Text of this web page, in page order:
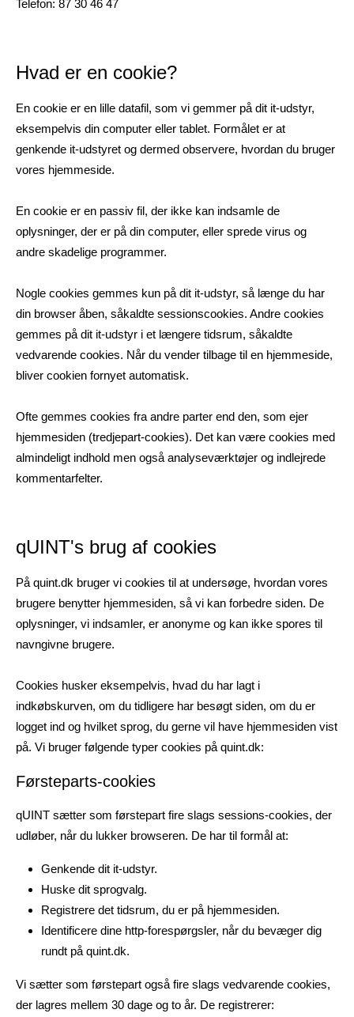
Telefon: 87 30 46 47
Hvad er en cookie?
En cookie er en lille datafil, som vi gemmer på dit it-udstyr,
eksempelvis din computer eller tablet. Formålet er at
genkende it-udstyret og dermed observere, hvordan du bruger
vores hjemmeside.
En cookie er en passiv fil, der ikke kan indsamle de
oplysninger, der er på din computer, eller sprede virus og
andre skadelige programmer.
Nogle cookies gemmes kun på dit it-udstyr, så længe du har
din browser åben, såkaldte sessionscookies. Andre cookies
gemmes på dit it-udstyr i et længere tidsrum, såkaldte
vedvarende cookies. Når du vender tilbage til en hjemmeside,
bliver cookien fornyet automatisk.
Ofte gemmes cookies fra andre parter end den, som ejer
hjemmesiden (tredjepart-cookies). Det kan være cookies med
almindeligt indhold men også analyseværktøjer og indlejrede
kommentarfelter.
qUINT's brug af cookies
På quint.dk bruger vi cookies til at undersøge, hvordan vores
brugere benytter hjemmesiden, så vi kan forbedre siden. De
oplysninger, vi indsamler, er anonyme og kan ikke spores til
navngivne brugere.
Cookies husker eksempelvis, hvad du har lagt i
indkøbskurven, om du tidligere har besøgt siden, om du er
logget ind og hvilket sprog, du gerne vil have hjemmesiden vist
på. Vi bruger følgende typer cookies på quint.dk:
Førsteparts-cookies
qUINT sætter som førstepart fire slags sessions-cookies, der
udløber, når du lukker browseren. De har til formål at:
Genkende dit it-udstyr.
Huske dit sprogvalg.
Registrere det tidsrum, du er på hjemmesiden.
Identificere dine http-forespørgsler, når du bevæger dig
rundt på quint.dk.
Vi sætter som førstepart også fire slags vedvarende cookies,
der lagres mellem 30 dage og to år. De registrerer: